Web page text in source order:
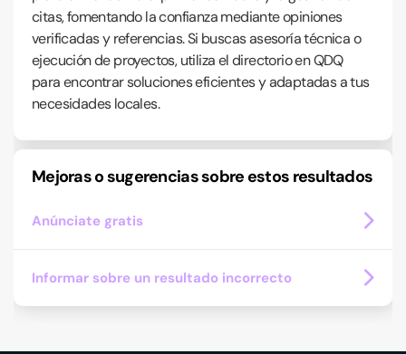
citas, fomentando la confianza mediante opiniones
verificadas y referencias. Si buscas asesoría técnica o
ejecución de proyectos, utiliza el directorio en QDQ
para encontrar soluciones eficientes y adaptadas a tus
necesidades locales.
Mejoras o sugerencias sobre estos resultados
Anúnciate gratis
Informar sobre un resultado incorrecto